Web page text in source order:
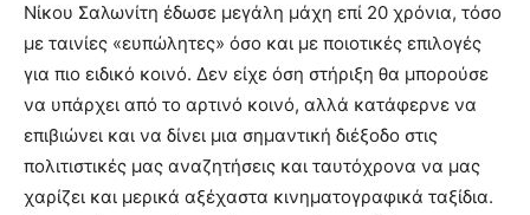
Νίκου Σαλωνίτη έδωσε μεγάλη μάχη επί 20 χρόνια, τόσο
με ταινίες «ευπώλητες» όσο και με ποιοτικές επιλογές
για πιο ειδικό κοινό. Δεν είχε όση στήριξη θα μπορούσε
να υπάρχει από το αρτινό κοινό, αλλά κατάφερνε να
επιβιώνει και να δίνει μια σημαντική διέξοδο στις
πολιτιστικές μας αναζητήσεις και ταυτόχρονα να μας
χαρίζει και μερικά αξέχαστα κινηματογραφικά ταξίδια.